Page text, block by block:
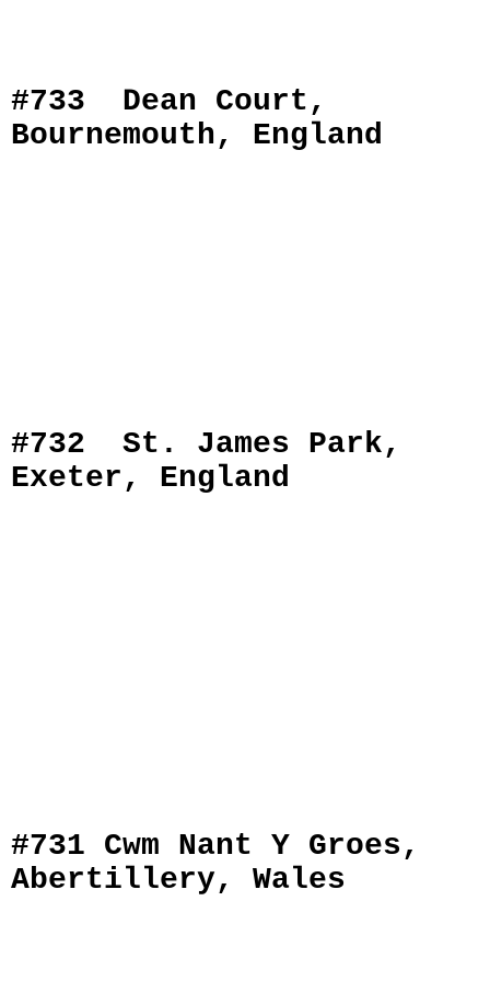
#733 Dean Court,
Bournemouth, England
#732 St. James Park,
Exeter, England
#731 Cwm Nant Y Groes,
Abertillery, Wales